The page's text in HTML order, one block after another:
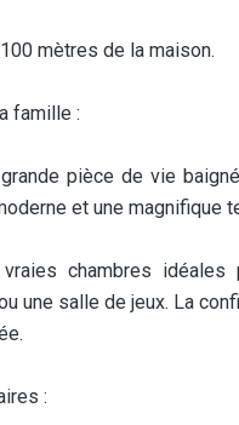
mètres de la maison.
famille :
pièce de vie
et une magnifique
chambres idéales
une salle de jeux. La
: